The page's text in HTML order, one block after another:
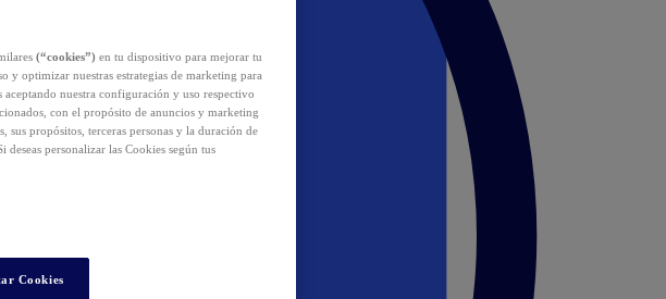
(“cookies”) en tu dispositivo para mejorar tu
y optimizar nuestras estrategias de marketing para
aceptando nuestra configuración y uso respectivo
con el propósito de anuncios y marketing
sus propósitos, terceras personas y la duración de
Si deseas personalizar las Cookies según tus
Cookies